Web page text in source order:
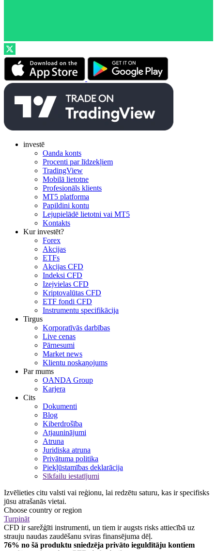
investē
Oanda konts
Procenti par līdzekļiem
TradingView
Mobilā lietotne
Profesionāls klients
MT5 platforma
Papildini kontu
Lejupielādē lietotni vai MT5
Kontakts
Kur investēt?
Forex
Akcijas
ETFs
Akcijas CFD
Indeksi CFD
Izejvielas CFD
Kriptovalūtas CFD
ETF fondi CFD
Instrumentu specifikācija
Tirgus
Korporatīvās darbības
Live cenas
Pārnesumi
Market news
Klientu noskaņojums
Par mums
OANDA Group
Karjera
Cits
Dokumenti
Blog
Kiberdrošība
Atjauninājumi
Atruna
Juridiska atruna
Privātuma politika
Piekļūstamības deklarācija
Sīkfailu iestatījumi
Izvēlieties citu valsti vai reģionu, lai redzētu saturu, kas ir specifisks
jūsu atrašanās vietai.
Choose country or region
Turpināt
CFD ir sarežģīti instrumenti, un tiem ir augsts risks attiecībā uz
strauju naudas zaudēšanu sviras finansējuma dēļ.
76% no šā produktu sniedzēja privāto ieguldītāju kontiem